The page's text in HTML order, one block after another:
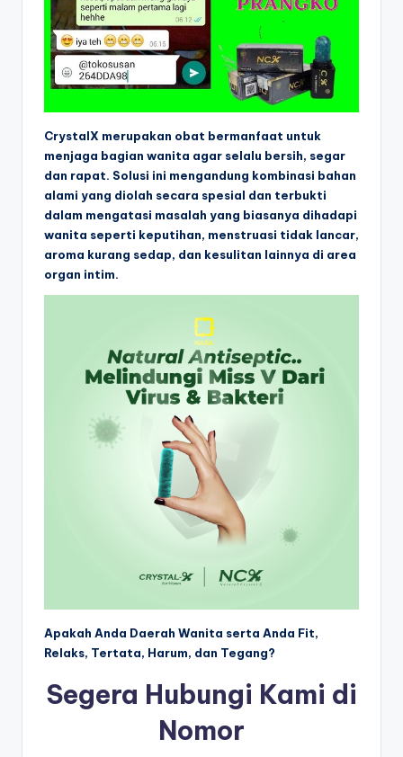
CrystalX merupakan obat bermanfaat untuk
menjaga bagian wanita agar selalu bersih, segar
dan rapat. Solusi ini mengandung kombinasi bahan
alami yang diolah secara spesial dan terbukti
dalam mengatasi masalah yang biasanya dihadapi
wanita seperti keputihan, menstruasi tidak lancar,
aroma kurang sedap, dan kesulitan lainnya di area
organ intim.
Apakah Anda Daerah Wanita serta Anda Fit,
Relaks, Tertata, Harum, dan Tegang?
Segera Hubungi Kami di
Nomor